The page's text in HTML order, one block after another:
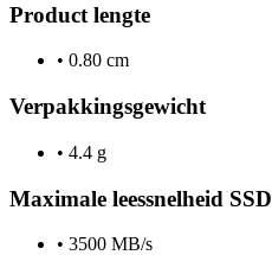
Product lengte
• 0.80 cm
Verpakkingsgewicht
• 4.4 g
Maximale leessnelheid SSD
• 3500 MB/s